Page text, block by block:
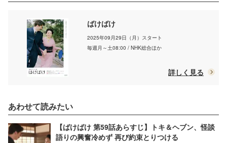
ばけばけ
2025年09月29日（月）スタート
毎週月～土08:00 / NHK総合ほか
詳しく見る
あわせて読みたい
【ばけばけ 第59話あらすじ】トキ＆ヘブン、怪談
語りの興奮冷めず 再び約束とりつける